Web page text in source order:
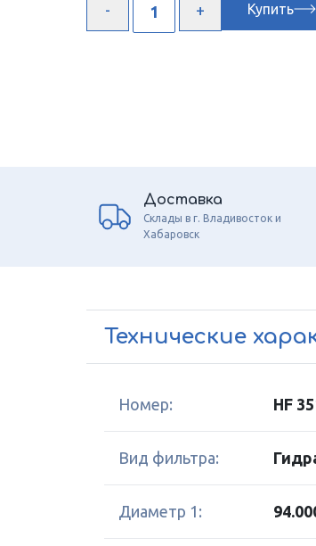
Купить
Доставка
Склады в г. Владивосток и
Хабаровск
Технические
Номер: HF
Вид фильтра:
Диаметр 1: